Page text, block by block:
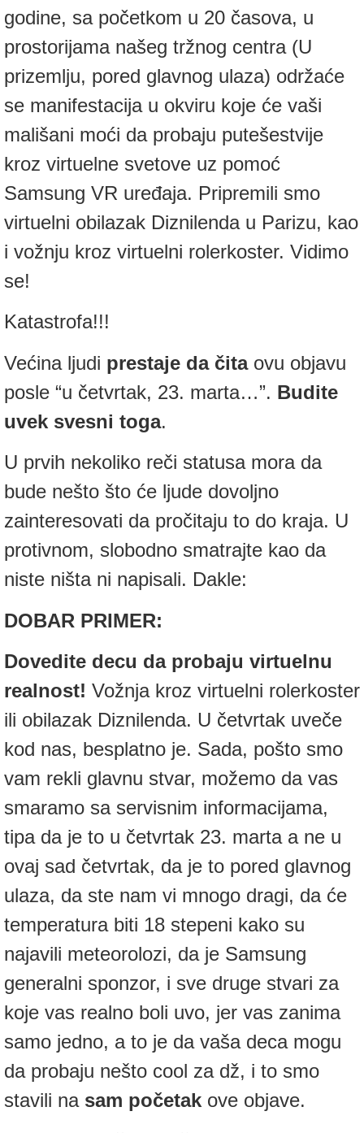
godine, sa početkom u 20 časova, u
prostorijama našeg tržnog centra (U
prizemlju, pored glavnog ulaza) održaće
se manifestacija u okviru koje će vaši
mališani moći da probaju putešestvije
kroz virtuelne svetove uz pomoć
Samsung VR uređaja. Pripremili smo
virtuelni obilazak Diznilenda u Parizu, kao
i vožnju kroz virtuelni rolerkoster. Vidimo
se!
Katastrofa!!!
Većina ljudi prestaje da čitaovu objavu
posle “u četvrtak, 23. marta…”. Budite
uvek svesni toga.
U prvih nekoliko reči statusa mora da
bude nešto što će ljude dovoljno
zainteresovati da pročitaju to do kraja. U
protivnom, slobodno smatrajte kao da
niste ništa ni napisali. Dakle:
DOBAR PRIMER:
Dovedite decu da probaju virtuelnu
realnost! Vožnja kroz virtuelni rolerkoster
ili obilazak Diznilenda. U četvrtak uveče
kod nas, besplatno je. Sada, pošto smo
vam rekli glavnu stvar, možemo da vas
smaramo sa servisnim informacijama,
tipa da je to u četvrtak 23. marta a ne u
ovaj sad četvrtak, da je to pored glavnog
ulaza, da ste nam vi mnogo dragi, da će
temperatura biti 18 stepeni kako su
najavili meteorolozi, da je Samsung
generalni sponzor, i sve druge stvari za
koje vas realno boli uvo, jer vas zanima
samo jedno, a to je da vaša deca mogu
da probaju nešto cool za dž, i to smo
stavili na sam početak ove objave.